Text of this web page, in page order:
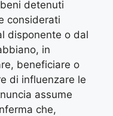
detenuti
considerati
disponente o dal
in
beneficiare o
di influenzare le
assume
che,